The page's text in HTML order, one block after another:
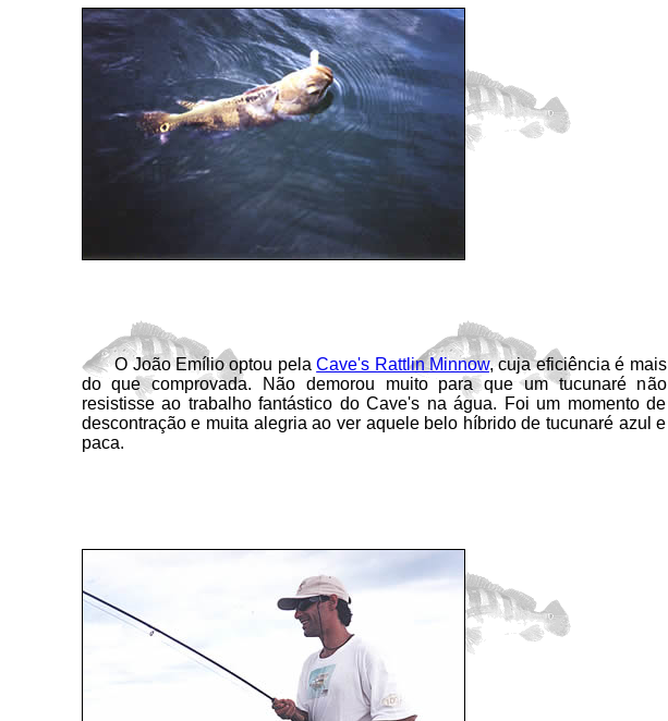
O João Emílio optou pelaCave's Rattlin Minnow, cuja eficiência é mais
do que comprovada. Não demorou muito para que um tucunaré não
resistisse ao trabalho fantástico do Cave's na água. Foi um momento de
descontração e muita alegria ao ver aquele belo híbrido de tucunaré azul e
paca.